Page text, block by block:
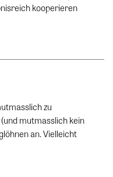
kooperieren
zu
mutmasslich kein
an. Vielleicht